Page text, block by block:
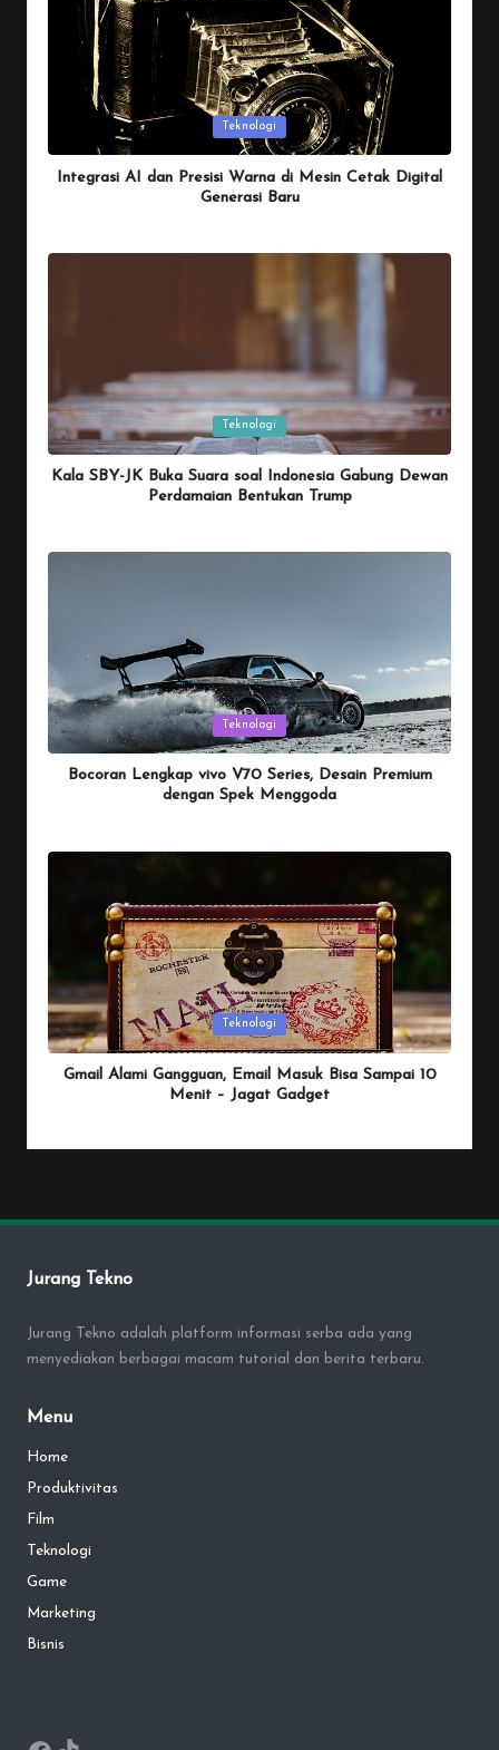
Teknologi
Integrasi AI dan Presisi Warna di Mesin Cetak Digital
Generasi Baru
Posted
in
Teknologi
Kala SBY-JK Buka Suara soal Indonesia Gabung Dewan
Perdamaian Bentukan Trump
Posted
Teknologi
Bocoran Lengkap vivo V70 Series, Desain Premium
dengan Spek Menggoda
Posted
in
Teknologi
Gmail Alami Gangguan, Email Masuk Bisa Sampai 10
Menit – Jagat Gadget
by
Jurang Tekno
Jurang Tekno adalah platform informasi serba ada yang
menyediakan berbagai macam tutorial dan berita terbaru.
Menu
Home
Produktivitas
Film
Teknologi
Game
Marketing
Bisnis